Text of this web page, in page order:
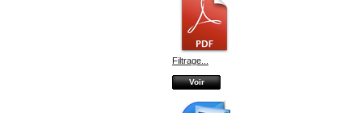
Filtrage...
Voir